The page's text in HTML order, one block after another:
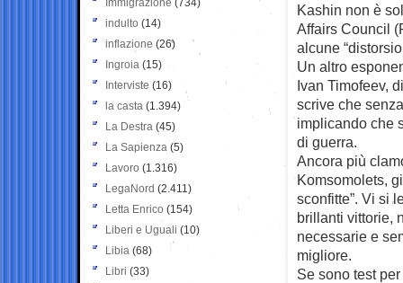
Kashin non è
Affairs Council
alcune
Un altro
Ivan Timofeev,
scrive che
implicando che
di guerra.
Ancora più
Komsomolets,
sconfitte”. Vi si
brillanti vittorie,
necessarie e
migliore.
Se sono test
Immigrazione (734)
indulto (14)
inflazione (26)
Ingroia (15)
Interviste (16)
la casta (1.394)
La Destra (45)
La Sapienza (5)
Lavoro (1.316)
LegaNord (2.411)
Letta Enrico (154)
Liberi e Uguali (10)
Libia (68)
Libri (33)